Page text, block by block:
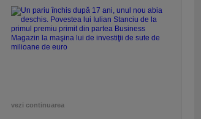
vezi continuarea